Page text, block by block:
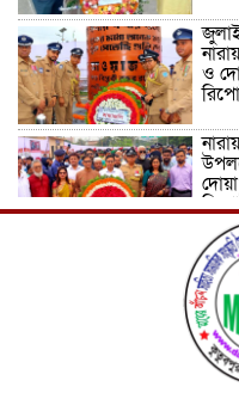
ও
ICJ
पत्रकार फोरम वैश्विक
रणनीतिक समझौता ज्ञापन पर